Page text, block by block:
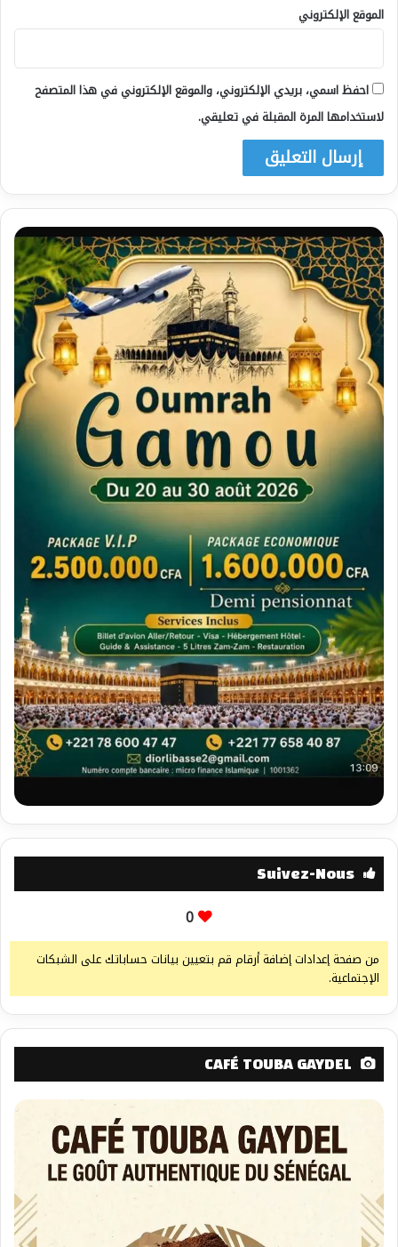
الموقع الإلكتروني
احفظ اسمي، بريدي الإلكتروني، والموقع الإلكتروني في هذا المتصفح
لاستخدامها المرة المقبلة في تعليقي.
Suivez-Nous
0
من صفحة إعدادات إضافة أرقام قم بتعيين بيانات حساباتك على الشبكات
الإجتماعية.
CAFÉ TOUBA GAYDEL